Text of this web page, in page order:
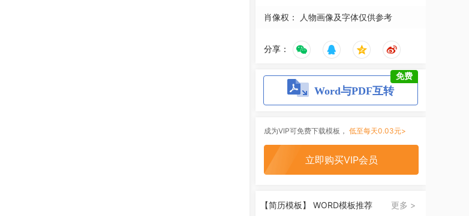
肖像权： 人物画像及字体仅供参考
分享：
Word与PDF互转
免费
成为VIP可免费下载模板， 低至每天0.03元>
立即购买VIP会员
【简历模板】 WORD模板推荐 更多 >